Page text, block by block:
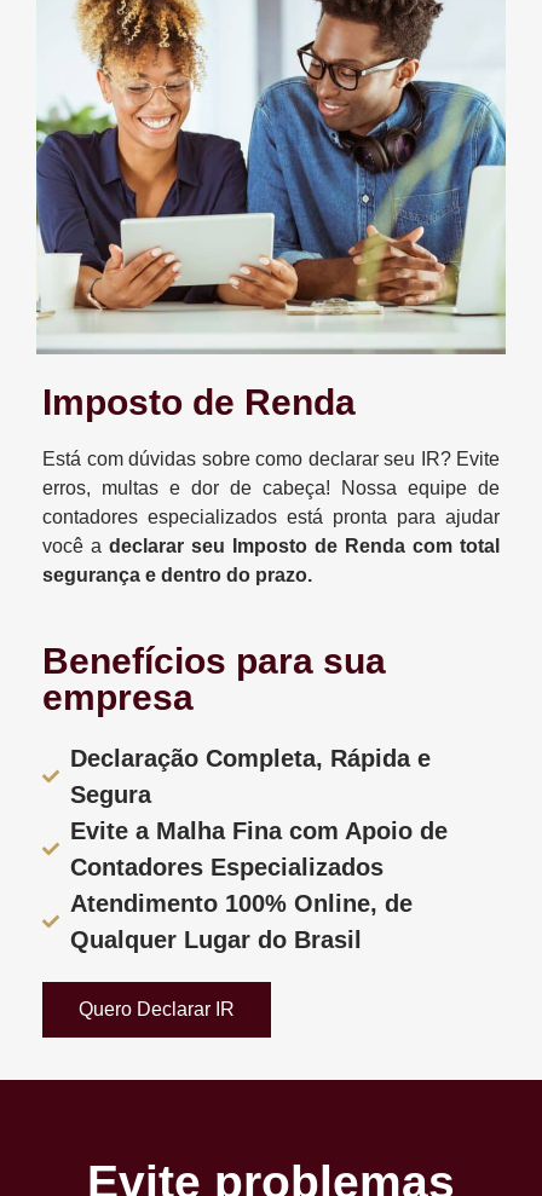
Imposto de Renda
Está com dúvidas sobre como declarar seu IR? Evite
erros, multas e dor de cabeça! Nossa equipe de
contadores especializados está pronta para ajudar
você a declarar seu Imposto de Renda com total
segurança e dentro do prazo.
Benefícios para sua
empresa
Declaração Completa, Rápida e
Segura
Evite a Malha Fina com Apoio de
Contadores Especializados
Atendimento 100% Online, de
Qualquer Lugar do Brasil
Quero Declarar IR
Evite problemas